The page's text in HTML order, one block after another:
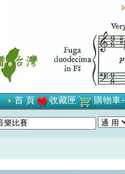
首 頁 收藏匣 購物車